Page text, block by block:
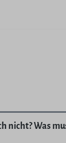
nicht? Was